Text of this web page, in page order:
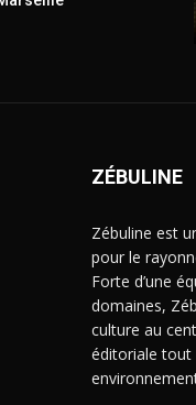
ZÉBULINE
Zébuline est
pour le
Forte d’une
domaines,
culture au
éditoriale tout